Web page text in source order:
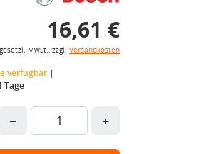
16,61 €
MwSt., zzgl. Versandkosten
verfügbar
Tage
− +